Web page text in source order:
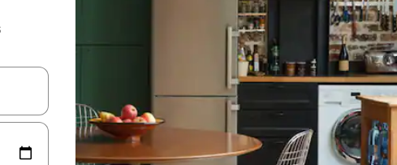
vers le haut et vers le bas pour les parcourir ou en appuyant et en